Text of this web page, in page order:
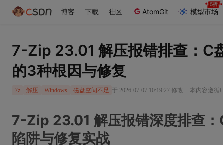
博客 下载 社区 AtomGit 模型市场
7-Zip 23.01 解压报错排查：C
的3种根因与修复
7z 解压 Windows 磁盘空间不足 于 2026-07-07 10:19:27 修改 · 本内容遵循
7-Zip 23.01 解压报错深度排查
陷阱与修复实战